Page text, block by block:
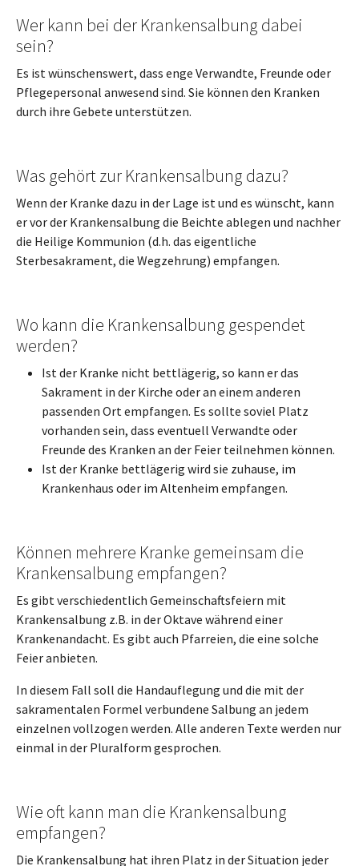
Wer kann bei der Krankensalbung dabei
sein?
Es ist wünschenswert, dass enge Verwandte, Freunde oder
Pflegepersonal anwesend sind. Sie können den Kranken
durch ihre Gebete unterstützen.
Was gehört zur Krankensalbung dazu?
Wenn der Kranke dazu in der Lage ist und es wünscht, kann
er vor der Krankensalbung die Beichte ablegen und nachher
die Heilige Kommunion (d.h. das eigentliche
Sterbesakrament, die Wegzehrung) empfangen.
Wo kann die Krankensalbung gespendet
werden?
Ist der Kranke nicht bettlägerig, so kann er das
Sakrament in der Kirche oder an einem anderen
passenden Ort empfangen. Es sollte soviel Platz
vorhanden sein, dass eventuell Verwandte oder
Freunde des Kranken an der Feier teilnehmen können.
Ist der Kranke bettlägerig wird sie zuhause, im
Krankenhaus oder im Altenheim empfangen.
Können mehrere Kranke gemeinsam die
Krankensalbung empfangen?
Es gibt verschiedentlich Gemeinschaftsfeiern mit
Krankensalbung z.B. in der Oktave während einer
Krankenandacht. Es gibt auch Pfarreien, die eine solche
Feier anbieten.
In diesem Fall soll die Handauflegung und die mit der
sakramentalen Formel verbundene Salbung an jedem
einzelnen vollzogen werden. Alle anderen Texte werden nur
einmal in der Pluralform gesprochen.
Wie oft kann man die Krankensalbung
empfangen?
Die Krankensalbung hat ihren Platz in der Situation jeder